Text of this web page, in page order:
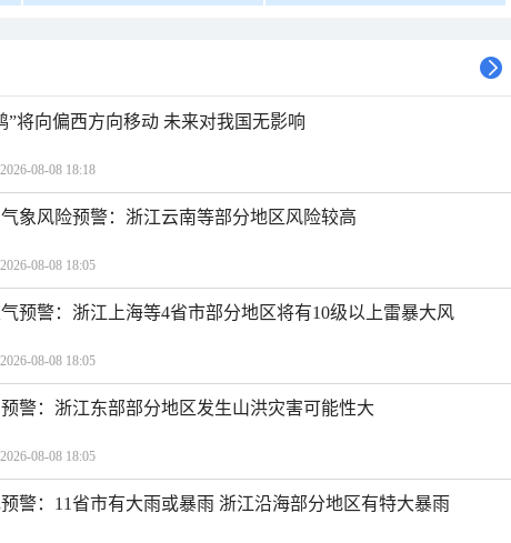
”将向偏西方向移动 未来对我国无影响
08-08 18:18
象风险预警：浙江云南等部分地区风险较高
08-08 18:05
预警：浙江上海等4省市部分地区将有10级以上雷暴大风
08-08 18:05
警：浙江东部部分地区发生山洪灾害可能性大
08-08 18:05
警：11省市有大雨或暴雨 浙江沿海部分地区有特大暴雨